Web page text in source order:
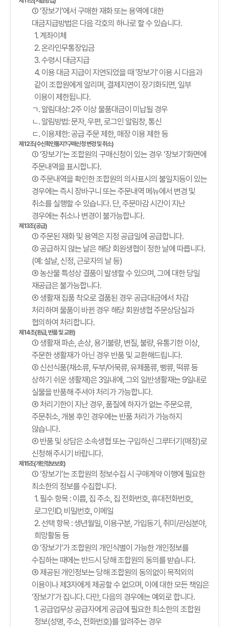
① ‘장보기’에서 구매한 재화 또는 용역에 대한
대금지급방법은 다음 각호의 하나로 할 수 있습니다.
1. 계좌이체
2. 온라인무통장입금
3. 수령시 대금지급
4. 이용 대금 지급이 지연되었을 때 '장보기' 이용 시 다음과
같이 조합원에게 알리며, 결제지연이 장기화되면, 일부
이용이 제한됩니다.
ㄱ. 알림대상: 2주 이상 물품대금이 미납될 경우
ㄴ. 알림방법: 문자, 우편, 로그인 알림창, 통신
ㄷ. 이용제한: 공급 주문 제한, 매장 이용 제한 등
제12조(수신확인통지?구매신청 변경 및 취소)
① ‘장보기’는 조합원의 구매신청이 있는 경우 ‘장보기’화면에
주문내역을 표시합니다.
② 주문내역을 확인한 조합원의 의사표시의 불일치등이 있는
경우에는 즉시 장바구니 또는 주문내역 메뉴에서 변경 및
취소를 실행할 수 있습니다. 단, 주문마감 시간이 지난
경우에는 취소나 변경이 불가능합니다.
제13조(공급)
① 주문된 재화 및 용역은 지정 공급일에 공급합니다.
② 공급하지 않는 날은 해당 회원생협이 정한 날에 따릅니다.
(예: 설날, 신정, 근로자의 날 등)
③ 농산물 특성상 결품이 발생할 수 있으며, 그에 대한 당일
재공급은 불가능합니다.
④ 생활재 집품 착오로 결품된 경우 공급대금에서 차감
처리하며 물품이 바뀐 경우 해당 회원생협 주문상담실과
협의하여 처리합니다.
제14조(환급, 반품 및 교환)
① 생활재 파손, 손상, 용기불량, 변질, 불량, 유통기한 이상,
주문한 생활재가 아닌 경우 반품 및 교환해드립니다.
② 신선식품(채소류, 두부/어묵류, 유제품류, 빵류, 떡류 등
상하기 쉬운 생활재)은 3일내에, 그외 일반생활재는 9일내로
실물을 반품해 주셔야 처리가 가능합니다.
③ 처리기한이 지난 경우, 품질에 하자가 없는 주문오류,
주문취소, 개봉 후인 경우에는 반품 처리가 가능하지
않습니다.
④ 반품 및 상담은 소속생협 또는 구입하신 그루터기(매장)로
신청해 주시기 바랍니다.
제15조(개인정보보호)
① ‘장보기’는 조합원의 정보수집 시 구매계약 이행에 필요한
최소한의 정보를 수집합니다.
1. 필수 항목 : 이름, 집 주소, 집 전화번호, 휴대전화번호,
로그인ID, 비밀번호, 이메일
2. 선택 항목 : 생년월일, 이용구분, 가입동기, 취미/관심분야,
희망활동 등
② ‘장보기’가 조합원의 개인식별이 가능한 개인정보를
수집하는 때에는 반드시 당해 조합원의 동의를 받습니다.
③ 제공된 개인정보는 당해 조합원의 동의없이 목적외의
이용이나 제3자에게 제공할 수 없으며, 이에 대한 모든 책임은
‘장보기’가 집니다. 다만, 다음의 경우에는 예외로 합니다.
1. 공급업무상 공급자에게 공급에 필요한 최소한의 조합원
정보(성명, 주소, 전화번호)를 알려주는 경우